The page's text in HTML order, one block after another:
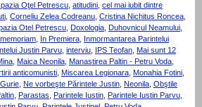
Oţel Petrescu, atitudini, cel mai iubit dintre
, Corneliu Zelea Codreanu, Cristina Nichitus Roncea,
Otel Petrescu, Doxologia, Duhovnicul Neamului,
memoriam, In Premiera, Inmormantarea Parintelui
Justin Parvu, interviu, IPS Teofan, Mai sunt 12
, Maica Neonila, Manastirea Paltin - Petru Voda,
anticomunisti, Miscarea Legionara, Monahia Fotini,
, Ne vorbeşte Părintele Justin, Neonila, Obştile
, Parastas, Parintele Iustin, Parintele Iustin Parvu,